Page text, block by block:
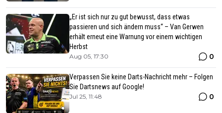
„Er ist sich nur zu gut bewusst, dass etwas
passieren und sich ändern muss“ – Van Gerwen
erhält erneut eine Warnung vor einem wichtigen
Herbst
Aug 05, 17:30 0
Verpassen Sie keine Darts-Nachricht mehr – Folgen
Sie Dartsnews auf Google!
Jul 25, 11:48 0